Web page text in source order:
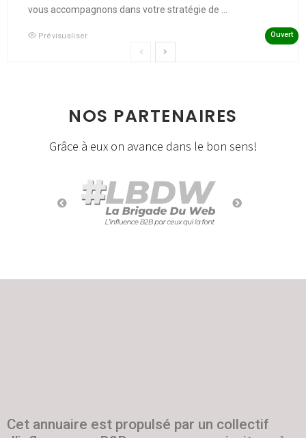
vous accompagnons dans votre stratégie de ...
Prévisualiser Ouvert
NOS PARTENAIRES
Grâce à eux on avance dans le bon sens!
Cet annuaire est propulsé par un collectif